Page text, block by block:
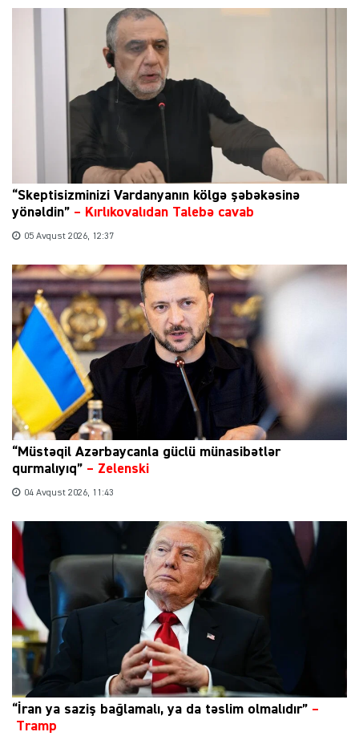
“Skeptisizminizi Vardanyanın kölgə şəbəkəsinə
yönəldin” – Kırlıkovalıdan Talebə cavab
05 Avqust 2026, 12:37
“Müstəqil Azərbaycanla güclü münasibətlər
qurmalıyıq” – Zelenski
04 Avqust 2026, 11:43
“İran ya saziş bağlamalı, ya da təslim olmalıdır” –
Tramp